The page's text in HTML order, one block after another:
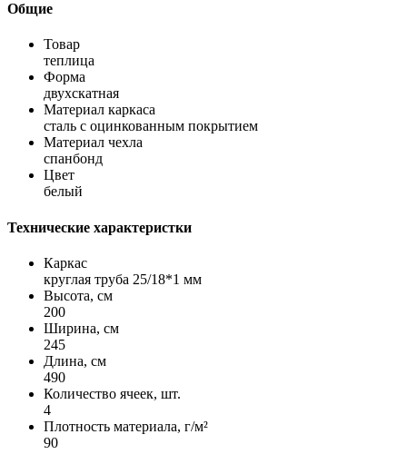
Общие
Товар
теплица
Форма
двухскатная
Материал каркаса
сталь с оцинкованным покрытием
Материал чехла
спанбонд
Цвет
белый
Технические характеристки
Каркас
круглая труба 25/18*1 мм
Высота, см
200
Ширина, см
245
Длина, см
490
Количество ячеек, шт.
4
Плотность материала, г/м²
90